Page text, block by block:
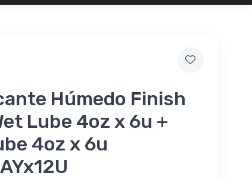
Húmedo Finish
Lube 4oz x 6u +
4oz x 6u